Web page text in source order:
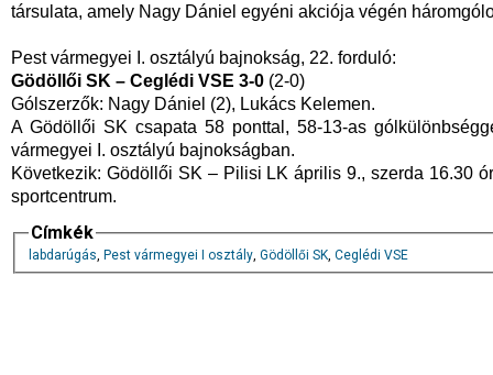
társulata, amely Nagy Dániel egyéni akciója végén
Pest vármegyei I. osztályú bajnokság, 22. forduló:
Gödöllői SK – Ceglédi VSE 3-0 (2-0)
Gólszerzők: Nagy Dániel (2), Lukács Kelemen.
A Gödöllői SK csapata 58 ponttal, 58-13-as
vármegyei I. osztályú bajnokságban.
Következik: Gödöllői SK – Pilisi LK április 9., szerda 16.30
sportcentrum.
Címkék
labdarúgás, Pest vármegyei I osztály, Gödöllői SK, Ceglédi VSE